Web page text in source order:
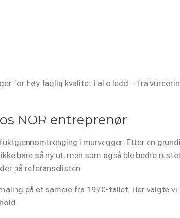
for høy faglig kvalitet i alle ledd – fra
NOR entreprenør
i murvegger. Etter en
bare så ny ut, men som også ble bedre
på referanselisten.
på et sameie fra 1970-tallet. Her valgte vi